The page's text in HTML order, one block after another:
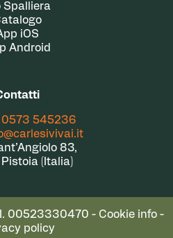
Spalliera
iOS
Android
545236
83,
(Italia)
00523330470 - Cookie info -
policy